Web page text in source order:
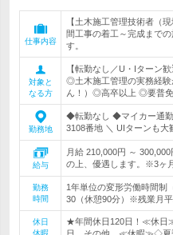
仕事内容
【土木施工管理技術者（
間工事の着工～完成まで
す。
対象と
なる方
【転勤なし／U・Iターン
◎土木施工管理の実務経験
ん！）◎高卒以上 ◎要普免
勤務地
◆転勤なし ◆マイカー通
3108番地 ＼ UIターンも大
給与
月給 210,000円 ～
の上、優遇します。※3ヶ
勤務
時間
1年単位の変形労働時間制
30（休憩90分）※残業月
休日
休暇
★年間休日120日！≪休日